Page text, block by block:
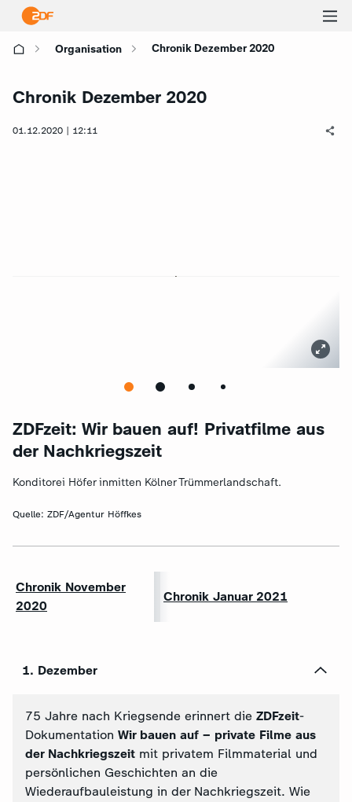
Organisation Chronik Dezember 2020
Chronik Dezember 2020
01.12.2020 | 12:11
ZDFzeit: Wir bauen auf! Privatfilme aus
der Nachkriegszeit
Konditorei Höfer inmitten Kölner Trümmerlandschaft.
Quelle: ZDF/Agentur Höffkes
Chronik November
2020
Chronik Januar 2021
1. Dezember
75 Jahre nach Kriegsende erinnert die ZDFzeit-
Dokumentation Wir bauen auf – private Filme aus
der Nachkriegszeit mit privatem Filmmaterial und
persönlichen Geschichten an die
Wiederaufbauleistung in der Nachkriegszeit. Wie